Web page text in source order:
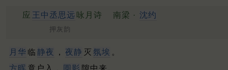
应 王中丞思远 咏月诗 南梁 · 沈约
押灰韵
月华 临 静夜 ， 夜静 灭 氛埃 。